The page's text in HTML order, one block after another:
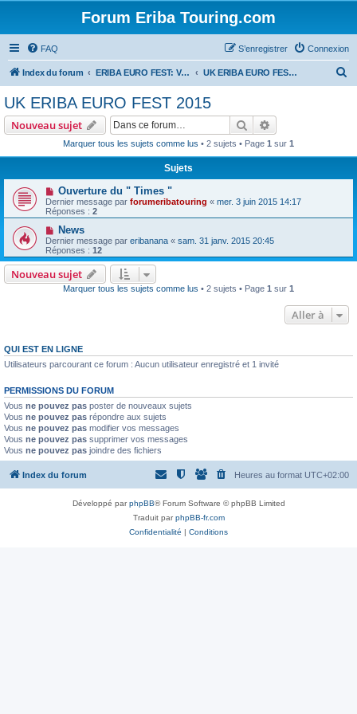
Forum Eriba Touring.com
FAQ Connexion
S’enregistrer
Index du forum ERIBA EURO FEST: VILLAGE GOLFE DU MORBIHAN 2015 UK ERIBA EURO FEST 2015
UK ERIBA EURO FEST 2015
Nouveau sujet Rechercher
Marquer tous les sujets comme lus • 2 sujets • Page 1 sur 1
Sujets
Ouverture du " Times "
Dernier message par forumeribatouring « mer. 3 juin 2015 14:17
Réponses : 2
News
Dernier message par eribanana « sam. 31 janv. 2015 20:45
Réponses : 12
Nouveau sujet
Marquer tous les sujets comme lus • 2 sujets • Page 1 sur 1
Aller à
QUI EST EN LIGNE
Utilisateurs parcourant ce forum : Aucun utilisateur enregistré et 1 invité
PERMISSIONS DU FORUM
Vous ne pouvez pas poster de nouveaux sujets
Vous ne pouvez pas répondre aux sujets
Vous ne pouvez pas modifier vos messages
Vous ne pouvez pas supprimer vos messages
Vous ne pouvez pas joindre des fichiers
Index du forum Heures au format UTC+02:00
Développé parphpBB® Forum Software © phpBB Limited
Traduit parphpBB-fr.com
Confidentialité | Conditions